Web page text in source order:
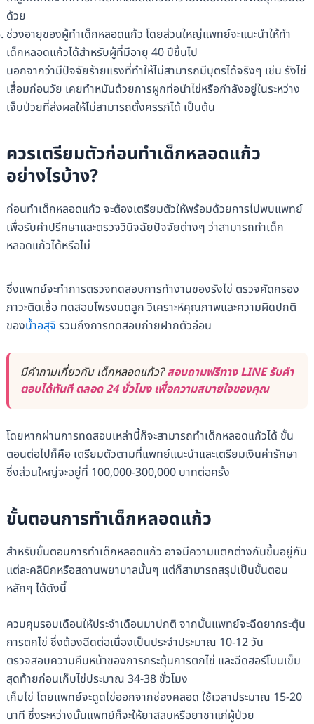
ด้วย
ช่วงอายุของผู้ทำเด็กหลอดแก้ว โดยส่วนใหญ่แพทย์จะแนะนำให้ทำ
เด็กหลอดแก้วได้สำหรับผู้ที่มีอายุ 40 ปีขึ้นไป
นอกจากว่ามีปัจจัยร้ายแรงที่ทำให้ไม่สามารถมีบุตรได้จริงๆ เช่น รังไข่
เสื่อมก่อนวัย เคยทำหมันด้วยการผูกท่อนำไข่หรือกำลังอยู่ในระหว่าง
เจ็บป่วยที่ส่งผลให้ไม่สามารถตั้งครรภ์ได้ เป็นต้น
ควรเตรียมตัวก่อนทำเด็กหลอดแก้ว
อย่างไรบ้าง?
ก่อนทำเด็กหลอดแก้ว จะต้องเตรียมตัวให้พร้อมด้วยการไปพบแพทย์
เพื่อรับคำปรึกษาและตรวจวินิจฉัยปัจจัยต่างๆ ว่าสามารถทำเด็ก
หลอดแก้วได้หรือไม่
ซึ่งแพทย์จะทำการตรวจทดสอบการทำงานของรังไข่ ตรวจคัดกรอง
ภาวะติดเชื้อ ทดสอบโพรงมดลูก วิเคราะห์คุณภาพและความผิดปกติ
ของน้ำอสุจิ รวมถึงการทดสอบถ่ายฝากตัวอ่อน
มีคำถามเกี่ยวกับ เด็กหลอดแก้ว?สอบถามฟรีทาง LINE รับคำ
ตอบได้ทันที ตลอด 24 ชั่วโมง เพื่อความสบายใจของคุณ
โดยหากผ่านการทดสอบเหล่านี้ก็จะสามารถทำเด็กหลอดแก้วได้ ขั้น
ตอนต่อไปก็คือ เตรียมตัวตามที่แพทย์แนะนำและเตรียมเงินค่ารักษา
ซึ่งส่วนใหญ่จะอยู่ที่ 100,000-300,000 บาทต่อครั้ง
ขั้นตอนการทำเด็กหลอดแก้ว
สำหรับขั้นตอนการทำเด็กหลอดแก้ว อาจมีความแตกต่างกันขึ้นอยู่กับ
แต่ละคลินิกหรือสถานพยาบาลนั้นๆ แต่ก็สามารถสรุปเป็นขั้นตอน
หลักๆ ได้ดังนี้
ควบคุมรอบเดือนให้ประจำเดือนมาปกติ จากนั้นแพทย์จะฉีดยากระตุ้น
การตกไข่ ซึ่งต้องฉีดต่อเนื่องเป็นประจำประมาณ 10-12 วัน
ตรวจสอบความคืบหน้าของการกระตุ้นการตกไข่ และฉีดฮอร์โมนเข็ม
สุดท้ายก่อนเก็บไข่ประมาณ 34-38 ชั่วโมง
เก็บไข่ โดยแพทย์จะดูดไข่ออกจากช่องคลอด ใช้เวลาประมาณ 15-20
นาที ซึ่งระหว่างนั้นแพทย์ก็จะให้ยาสลบหรือยาชาแก่ผู้ป่วย